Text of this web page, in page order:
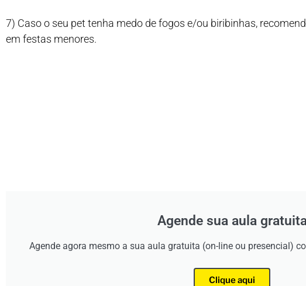
7) Caso o seu pet tenha medo de fogos e/ou biribinhas,
em festas menores.
Agende sua aula
Agende agora mesmo a sua aula gratuita (on-line ou presencial)
Clique aqui